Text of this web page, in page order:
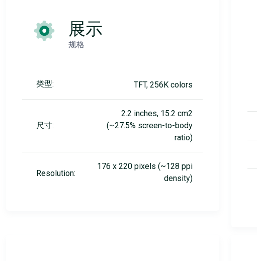
展示
规格
类型: TFT, 256K colors
尺寸:
2.2 inches, 15.2 cm2
(~27.5% screen-to-body
ratio)
Resolution:
176 x 220 pixels (~128 ppi
density)